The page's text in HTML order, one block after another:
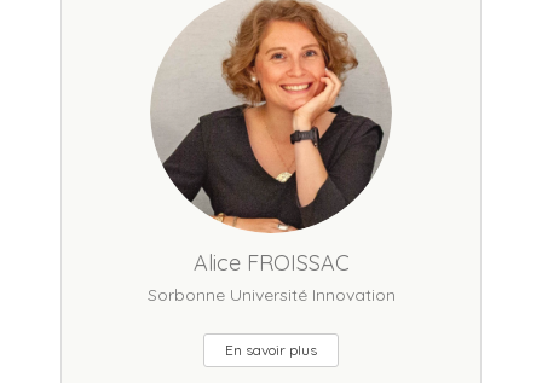
Alice FROISSAC
Sorbonne Université Innovation
En savoir plus